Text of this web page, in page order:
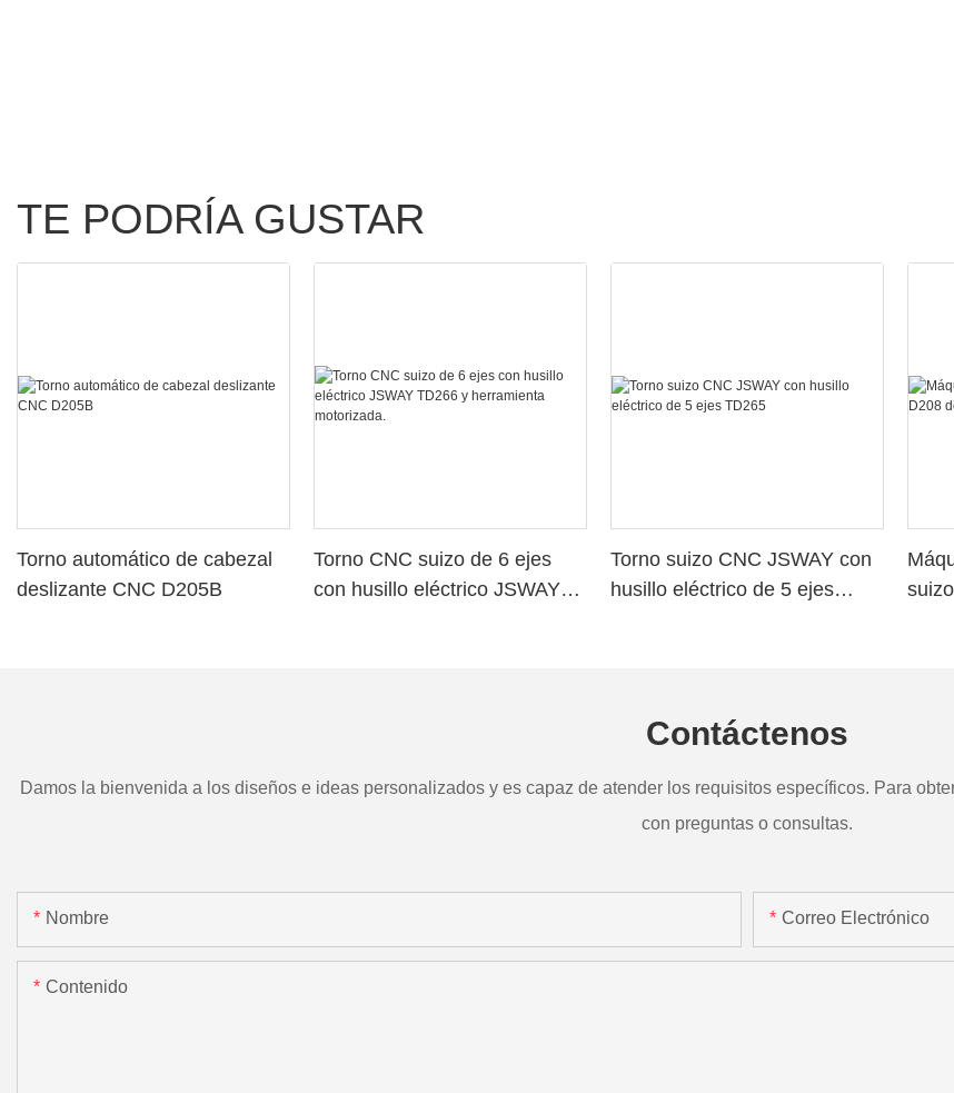
TE PODRÍA GUSTAR
Torno automático de cabezal
deslizante CNC D205B
Torno CNC suizo de 6 ejes
con husillo eléctrico JSWAY
Torno suizo CNC JSWAY con
husillo eléctrico de 5 ejes
Contáctenos
Damos la bienvenida a los diseños e ideas personalizados y es capaz de atender los requisitos específicos. Para
con preguntas o consultas.
Nombre Correo Electrónico
Contenido